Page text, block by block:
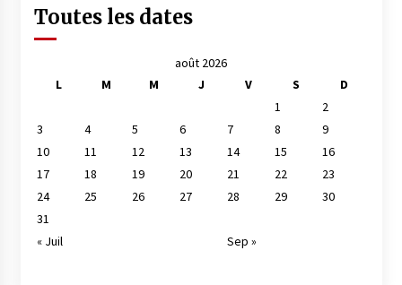
Toutes les dates
août 2026
L
M M J V S
D
1
2
3
4 5 6 7 8
9
10
11 12 13 14 15
16
17
18 19 20 21 22
23
24
25 26 27 28 29
30
31
« Juil
Sep »